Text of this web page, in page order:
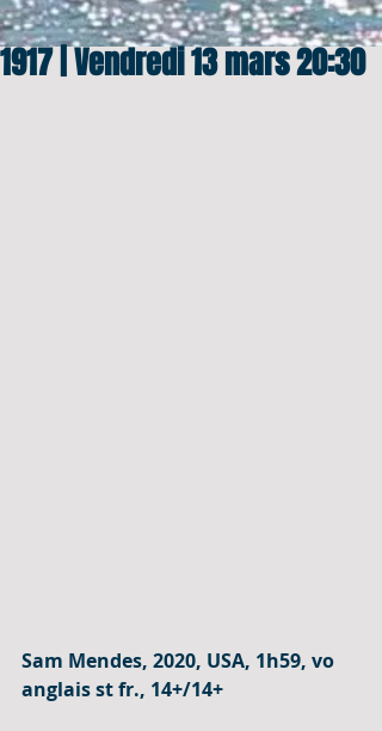
1917 | Vendredi 13 mars 20:30
Sam Mendes, 2020, USA, 1h59, vo
anglais st fr., 14+/14+